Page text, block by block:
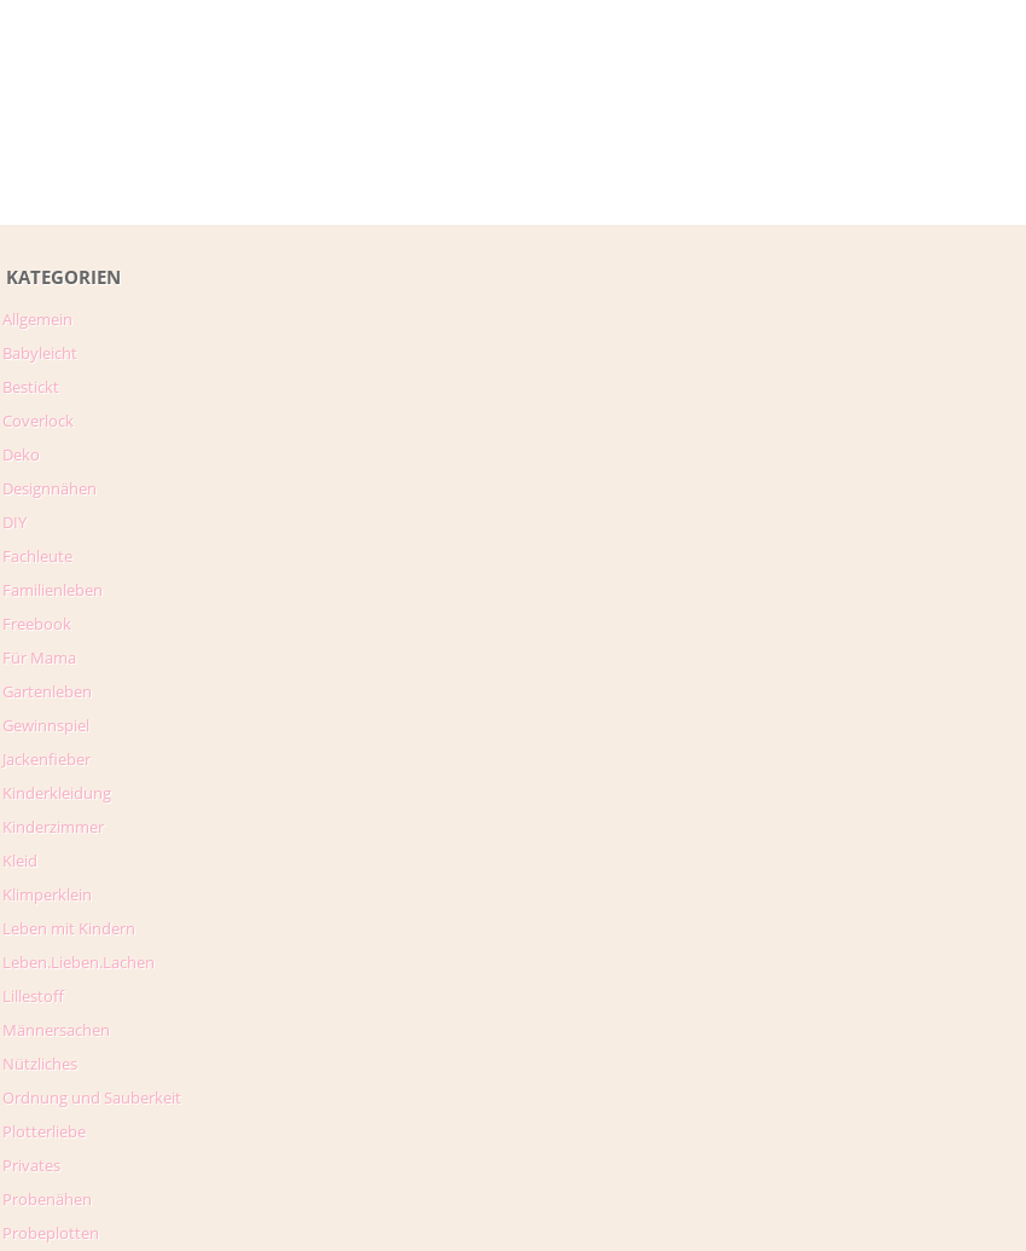
KATEGORIEN
Allgemein
Babyleicht
Bestickt
Coverlock
Deko
Designnähen
DIY
Fachleute
Familienleben
Freebook
Für Mama
Gartenleben
Gewinnspiel
Jackenfieber
Kinderkleidung
Kinderzimmer
Kleid
Klimperklein
Leben mit Kindern
Leben.Lieben.Lachen
Lillestoff
Männersachen
Nützliches
Ordnung und Sauberkeit
Plotterliebe
Privates
Probenähen
Probeplotten